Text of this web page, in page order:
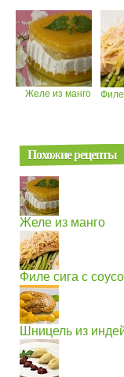
Желе из манго
Филе
Похожие рецепты
Желе из манго
Филе сига с
Шницель из